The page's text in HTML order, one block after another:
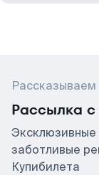
Рассылка
Эксклюзивные
заботливые
Купибилета